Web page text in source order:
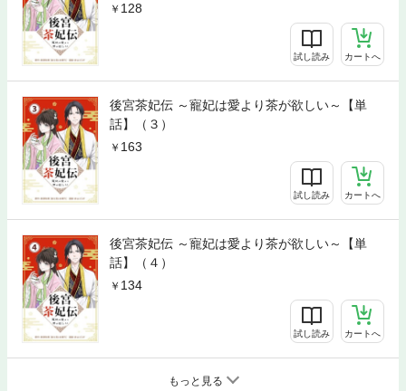
128
試し読み カートへ
後宮茶妃伝 ～寵妃は愛より茶が欲しい～【単
話】（３）
163
試し読み カートへ
後宮茶妃伝 ～寵妃は愛より茶が欲しい～【単
話】（４）
134
試し読み カートへ
もっと見る